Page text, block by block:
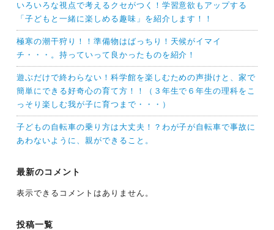
いろいろな視点で考えるクセがつく！学習意欲もアップする
「子どもと一緒に楽しめる趣味」を紹介します！！
極寒の潮干狩り！！準備物はばっちり！天候がイマイ
チ・・・。持っていって良かったものを紹介！
遊ぶだけで終わらない！科学館を楽しむための声掛けと、家で
簡単にできる好奇心の育て方！！（３年生で６年生の理科をこ
っそり楽しむ我が子に育つまで・・・）
子どもの自転車の乗り方は大丈夫！？わが子が自転車で事故に
あわないように、親ができること。
最新のコメント
表示できるコメントはありません。
投稿一覧